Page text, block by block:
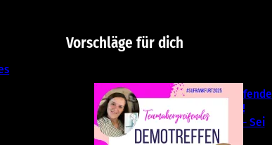
Vorschläge für dich
Teamübergreifende
s Stampin‘ Up!
Demotreffen – Sei
dabei!